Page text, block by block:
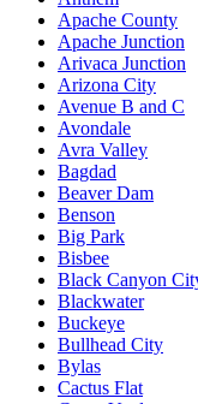
Apache County
Apache Junction
Arivaca Junction
Arizona City
Avenue B and C
Avondale
Avra Valley
Bagdad
Beaver Dam
Benson
Big Park
Bisbee
Black Canyon
Blackwater
Buckeye
Bullhead City
Bylas
Cactus Flat